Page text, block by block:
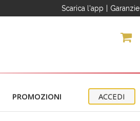
Scarica l'app Garanzie
PROMOZIONI ACCEDI